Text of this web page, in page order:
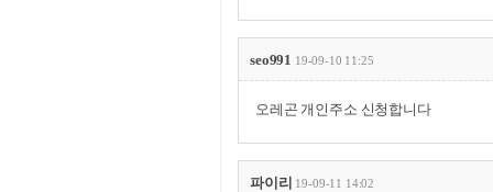
seo991 19-09-10 11:25
오레곤 개인주소 신청합니다
파이리 19-09-11 14:02